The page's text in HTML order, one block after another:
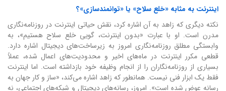
اینترنت به مثابه «خلع سلاح» یا «توانمندسازی»؟
نکته دیگری که زاهد به آن اشاره کرد، نقش حیاتی اینترنت در روزنامه‌نگاری
مدرن است. او با عبارت «بدون اینترنت، گویی خلع سلاح هستیم»، به
وابستگی مطلق روزنامه‌نگاری امروز به زیرساخت‌های دیجیتال اشاره دارد.
قطعی مکرر اینترنت در ماه‌های اخیر و محدودیت‌های اعمال شده، عملاً
بسیاری از روزنامه‌نگاران را از انجام وظیفه خود بازداشته است. اما اینترنت
فقط یک ابزار فنی نیست. همانطور که زاهد اشاره می‌کند، «ساز و کار جهان به
رسانه عوض شده است». امروز، رسانه‌های دیجیتال و شبکه‌های اجتماعی، نه